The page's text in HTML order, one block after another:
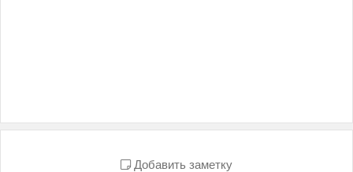
Добавить заметку